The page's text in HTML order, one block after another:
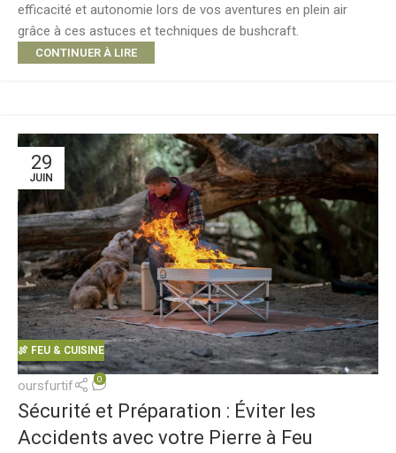
efficacité et autonomie lors de vos aventures en plein air
grâce à ces astuces et techniques de bushcraft.
CONTINUER À LIRE
29
JUIN
🍖 FEU & CUISINE
oursfurtif 0
Sécurité et Préparation : Éviter les
Accidents avec votre Pierre à Feu